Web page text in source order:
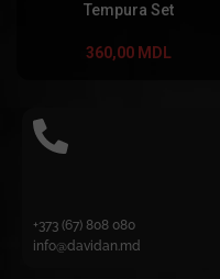
Tempura Set
360,00 MDL
+373 (67) 808 080
info@davidan.md